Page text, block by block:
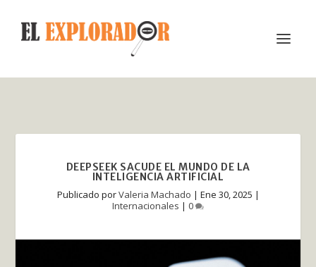
DEEPSEEK SACUDE EL MUNDO DE LA
INTELIGENCIA ARTIFICIAL
Publicado porValeria Machado | Ene 30, 2025 |
Internacionales | 0